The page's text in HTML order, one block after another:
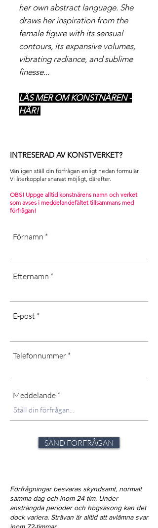
her own abstract language. She
draws her inspiration from the
female figure with its sensual
contours, its expansive volumes,
vibrating radiance, and sublime
finesse...
LÄS MER OM KONSTNÄREN -
HÄR!
INTRESERAD AV KONSTVERKET?
Vänligen ställ din förfrågan enligt nedan formulär.
Vi återkopplar snarast möjligt, därefter. ​
OBS! Uppge alltid konstnärens namn och verket
som avses i meddelandefältet tillsammans med
förfrågan!
Förnamn
Efternamn
E-post
Telefonnummer
Meddelande
SÄND FÖRFRÅGAN
Förfrågningar besvaras skyndsamt, normalt
samma dag och inom 24 tim. Under
ansträngda perioder och högsäsong kan det
dock variera. Strävan är alltid att avlämna svar